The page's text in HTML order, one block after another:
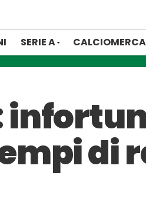
SERIE A
di